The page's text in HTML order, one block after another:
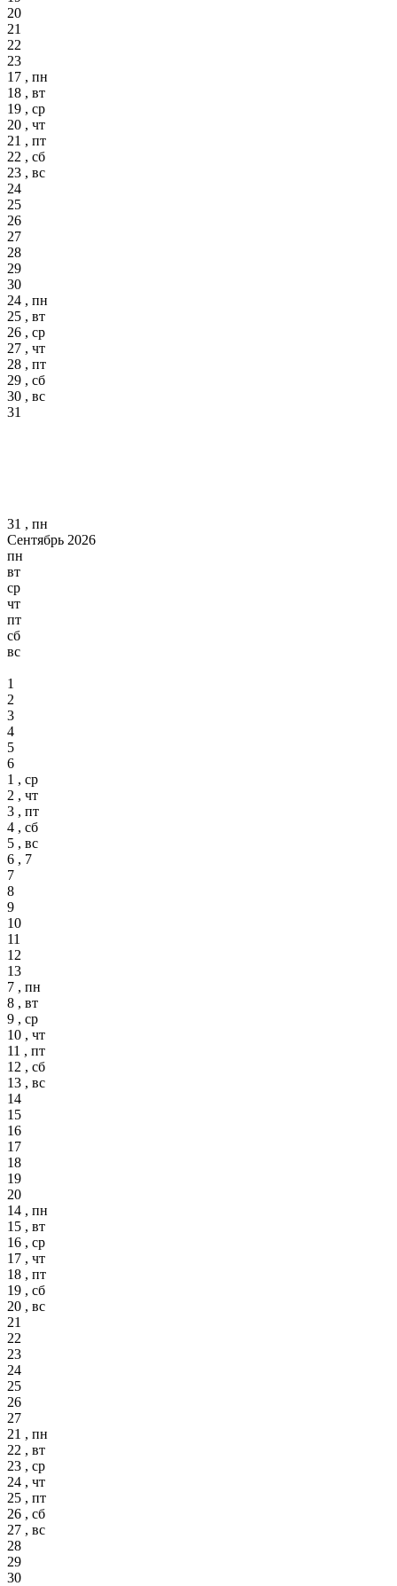
20
21
22
23
17 , пн
18 , вт
19 , ср
20 , чт
21 , пт
22 , сб
23 , вс
24
25
26
27
28
29
30
24 , пн
25 , вт
26 , ср
27 , чт
28 , пт
29 , сб
30 , вс
31
31 , пн
Сентябрь 2026
пн
вт
ср
чт
пт
сб
вс
1
2
3
4
5
6
1 , ср
2 , чт
3 , пт
4 , сб
5 , вс
6 , 7
7
8
9
10
11
12
13
7 , пн
8 , вт
9 , ср
10 , чт
11 , пт
12 , сб
13 , вс
14
15
16
17
18
19
20
14 , пн
15 , вт
16 , ср
17 , чт
18 , пт
19 , сб
20 , вс
21
22
23
24
25
26
27
21 , пн
22 , вт
23 , ср
24 , чт
25 , пт
26 , сб
27 , вс
28
29
30